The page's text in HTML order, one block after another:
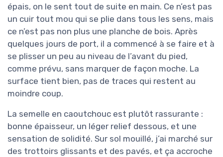
épais, on le sent tout de suite en main. Ce n’est pas
un cuir tout mou qui se plie dans tous les sens, mais
ce n’est pas non plus une planche de bois. Après
quelques jours de port, il a commencé à se faire et à
se plisser un peu au niveau de l’avant du pied,
comme prévu, sans marquer de façon moche. La
surface tient bien, pas de traces qui restent au
moindre coup.
La semelle en caoutchouc est plutôt rassurante :
bonne épaisseur, un léger relief dessous, et une
sensation de solidité. Sur sol mouillé, j’ai marché sur
des trottoirs glissants et des pavés, et ça accroche